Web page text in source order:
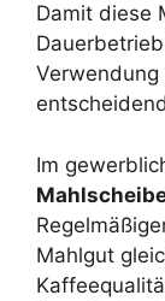
Damit diese
Im
Mahlgut